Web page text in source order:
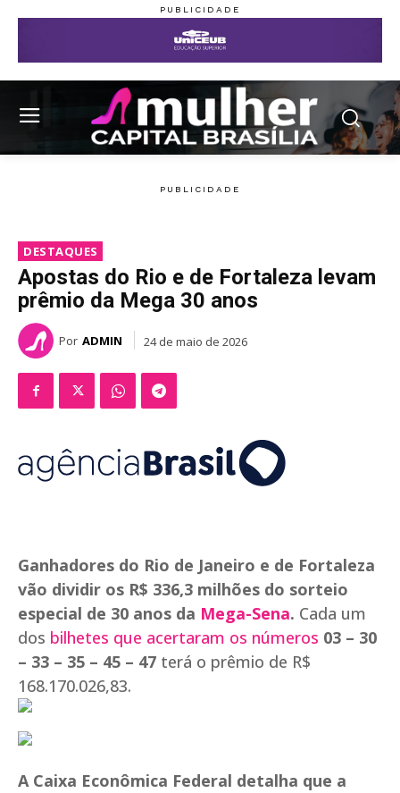
DESTAQUES
Apostas do Rio e de Fortaleza levam
prêmio da Mega 30 anos
Por ADMIN 24 de maio de 2026
Ganhadores do Rio de Janeiro e de Fortaleza
vão dividir os R$ 336,3 milhões do sorteio
especial de 30 anos da Mega-Sena. Cada um
dos bilhetes que acertaram os números 03 – 30
– 33 – 35 – 45 – 47 terá o prêmio de R$
168.170.026,83.
A Caixa Econômica Federal detalha que a